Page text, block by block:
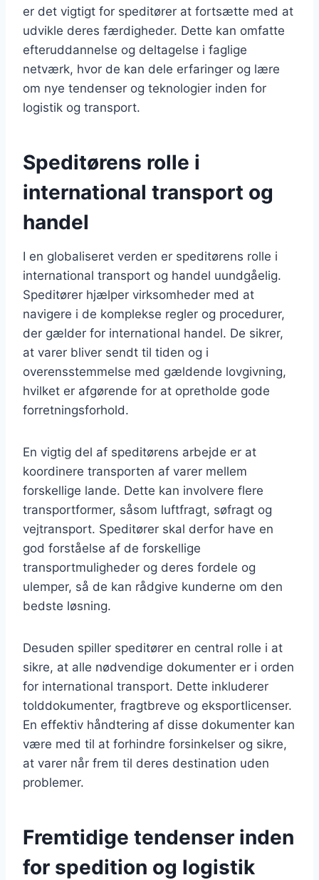
er det vigtigt for speditører at fortsætte med at
udvikle deres færdigheder. Dette kan omfatte
efteruddannelse og deltagelse i faglige
netværk, hvor de kan dele erfaringer og lære
om nye tendenser og teknologier inden for
logistik og transport.
Speditørens rolle i
international transport og
handel
I en globaliseret verden er speditørens rolle i
international transport og handel uundgåelig.
Speditører hjælper virksomheder med at
navigere i de komplekse regler og procedurer,
der gælder for international handel. De sikrer,
at varer bliver sendt til tiden og i
overensstemmelse med gældende lovgivning,
hvilket er afgørende for at opretholde gode
forretningsforhold.
En vigtig del af speditørens arbejde er at
koordinere transporten af varer mellem
forskellige lande. Dette kan involvere flere
transportformer, såsom luftfragt, søfragt og
vejtransport. Speditører skal derfor have en
god forståelse af de forskellige
transportmuligheder og deres fordele og
ulemper, så de kan rådgive kunderne om den
bedste løsning.
Desuden spiller speditører en central rolle i at
sikre, at alle nødvendige dokumenter er i orden
for international transport. Dette inkluderer
tolddokumenter, fragtbreve og eksportlicenser.
En effektiv håndtering af disse dokumenter kan
være med til at forhindre forsinkelser og sikre,
at varer når frem til deres destination uden
problemer.
Fremtidige tendenser inden
for spedition og logistik